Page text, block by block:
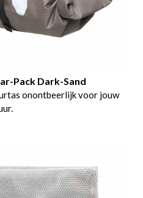
Pack Dark-Sand
onontbeerlijk voor jouw